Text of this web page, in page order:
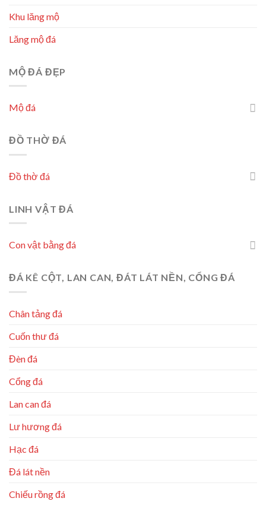
Khu lăng mộ
Lăng mộ đá
MỘ ĐÁ ĐẸP
Mộ đá
ĐỒ THỜ ĐÁ
Đồ thờ đá
LINH VẬT ĐÁ
Con vật bằng đá
ĐÁ KÊ CỘT, LAN CAN, ĐÁT LÁT NỀN, CỔNG ĐÁ
Chân tảng đá
Cuốn thư đá
Đèn đá
Cổng đá
Lan can đá
Lư hương đá
Hạc đá
Đá lát nền
Chiếu rồng đá